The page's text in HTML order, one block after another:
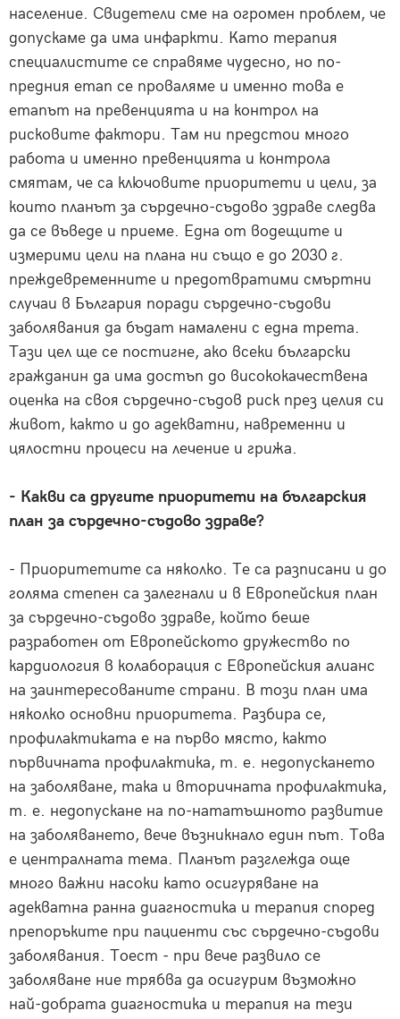
население. Свидетели сме на огромен проблем, че
допускаме да има инфаркти. Като терапия
специалистите се справяме чудесно, но по-
предния етап се проваляме и именно това е
етапът на превенцията и на контрол на
рисковите фактори. Там ни предстои много
работа и именно превенцията и контрола
смятам, че са ключовите приоритети и цели, за
които планът за сърдечно-съдово здраве следва
да се въведе и приеме. Една от водещите и
измерими цели на плана ни също е до 2030 г.
преждевременните и предотвратими смъртни
случаи в България поради сърдечно-съдови
заболявания да бъдат намалени с една трета.
Тази цел ще се постигне, ако всеки български
гражданин да има достъп до висококачествена
оценка на своя сърдечно-съдов риск през целия си
живот, както и до адекватни, навременни и
цялостни процеси на лечение и грижа.
- Какви са другите приоритети на българския
план за сърдечно-съдово здраве?
- Приоритетите са няколко. Те са разписани и до
голяма степен са залегнали и в Европейския план
за сърдечно-съдово здраве, който беше
разработен от Европейското дружество по
кардиология в колаборация с Европейския алианс
на заинтересованите страни. В този план има
няколко основни приоритета. Разбира се,
профилактиката е на първо място, както
първичната профилактика, т. е. недопускането
на заболяване, така и вторичната профилактика,
т. е. недопускане на по-нататъшното развитие
на заболяването, вече възникнало един път. Това
е централната тема. Планът разглежда още
много важни насоки като осигуряване на
адекватна ранна диагностика и терапия според
препоръките при пациенти със сърдечно-съдови
заболявания. Тоест - при вече развило се
заболяване ние трябва да осигурим възможно
най-добрата диагностика и терапия на тези